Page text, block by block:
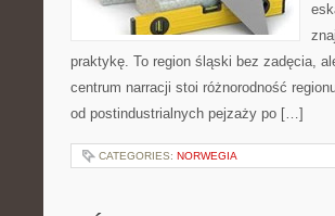
praktykę. To region śląski bez zadęcia,
centrum narracji stoi różnorodność
od postindustrialnych pejzaży po […]
CATEGORIES: NORWEGIA